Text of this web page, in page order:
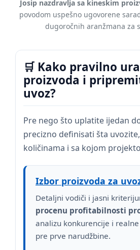
Josip nazdravlja sa kineskim
povodom uspešno ugovorene
dugoročnih aranžmana za
🛒 Kako pravilno
proizvoda i
uvoz?
Pre nego što uplatite ijedan
precizno definisati šta
količinama i sa kojom
Izbor proizvoda za
Detaljni vodiči i jasni
procenu profitabilnosti
analizu konkurencije i
pre prve narudžbine.